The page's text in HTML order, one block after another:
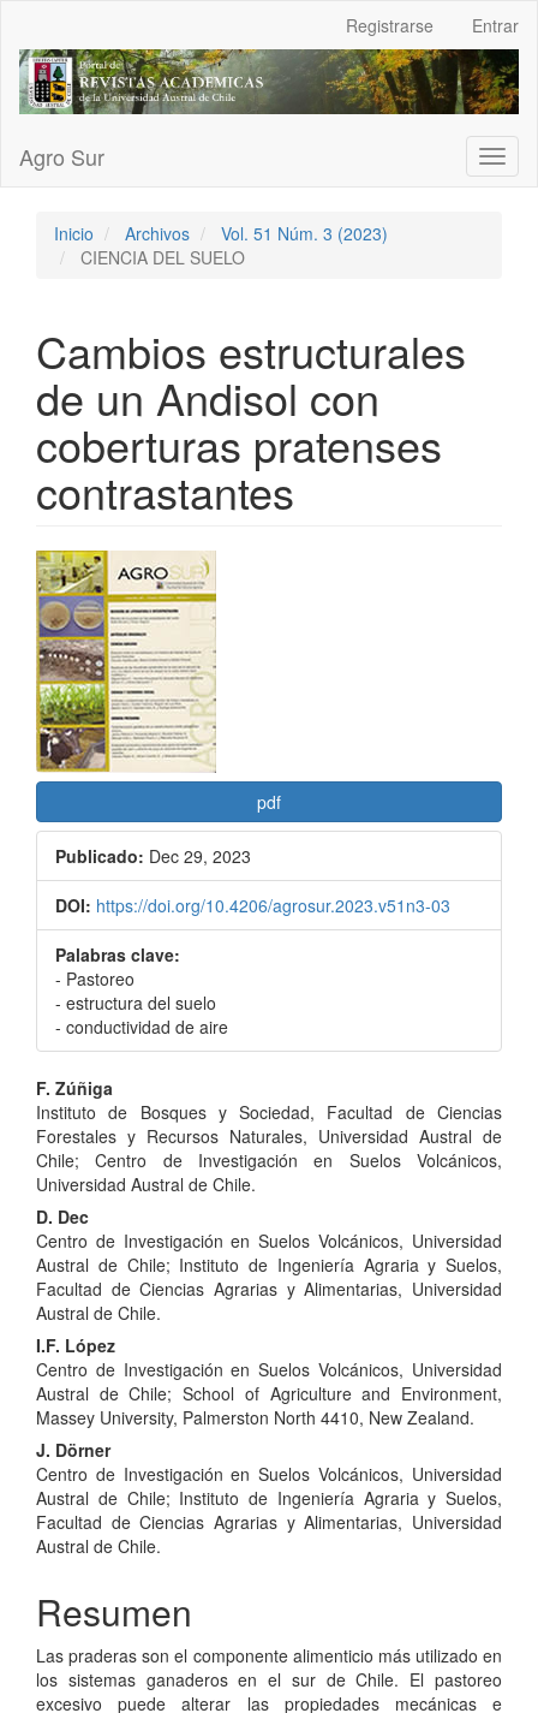
Contenido
principal
Barra
Registrarse Entrar
Agro Sur
Inicio Archivos
Vol. 51 Núm. 3 (2023)
CIENCIA DEL SUELO
Cambios estructurales
de un Andisol con
coberturas pratenses
contrastantes
Barra
lateral
del
artículo
pdf
Publicado: Dec 29, 2023
DOI: https://doi.org/10.4206/agrosur.2023.v51n3-03
Palabras clave:
- Pastoreo
- estructura del suelo
- conductividad de aire
Contenido
principal
del
artículo
F. Zúñiga
Instituto de Bosques y Sociedad, Facultad de Ciencias
Forestales y Recursos Naturales, Universidad Austral de
Chile; Centro de Investigación en Suelos Volcánicos,
Universidad Austral de Chile.
D. Dec
Centro de Investigación en Suelos Volcánicos, Universidad
Austral de Chile; Instituto de Ingeniería Agraria y Suelos,
Facultad de Ciencias Agrarias y Alimentarias, Universidad
Austral de Chile.
I.F. López
Centro de Investigación en Suelos Volcánicos, Universidad
Austral de Chile; School of Agriculture and Environment,
Massey University, Palmerston North 4410, New Zealand.
J. Dörner
Centro de Investigación en Suelos Volcánicos, Universidad
Austral de Chile; Instituto de Ingeniería Agraria y Suelos,
Facultad de Ciencias Agrarias y Alimentarias, Universidad
Austral de Chile.
Resumen
Las praderas son el componente alimenticio más utilizado en
los sistemas ganaderos en el sur de Chile. El pastoreo
excesivo puede alterar las propiedades mecánicas e